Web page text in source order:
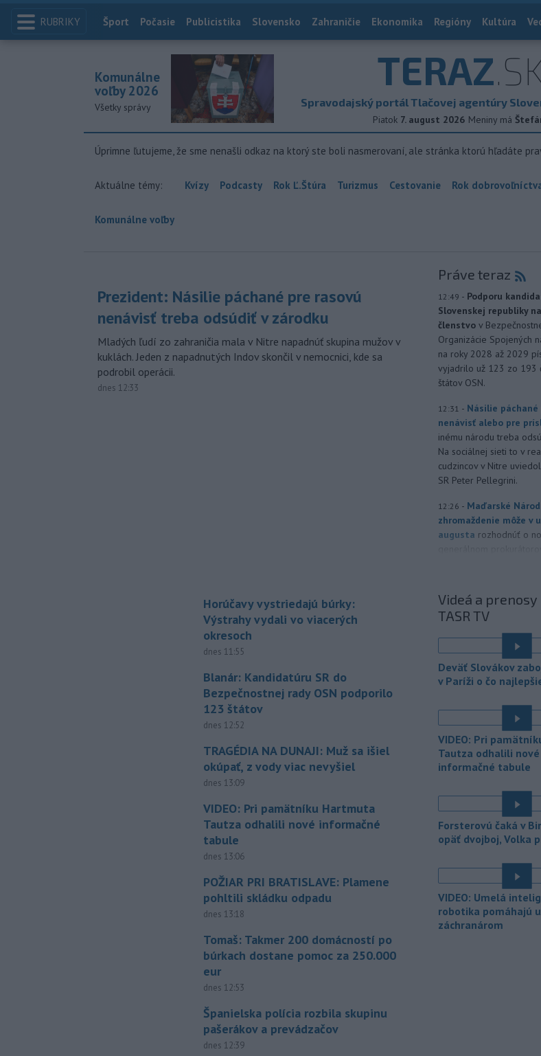
RUBRIKY Index
Šport Počasie Publicistika Slovensko Zahraničie Ekonomika Regióny Kultúra
TERAZ
Spravodajský portál Tlačovej agentúry
Piatok 7. august 2026 Meniny má
Komunálne
voľby 2026
Všetky správy
Úprimne ľutujeme, že sme nenašli odkaz na ktorý ste boli nasmerovaní, ale stránka ktorú hľadáte
Aktuálne témy: Kvízy Podcasty Rok Ľ.Štúra Turizmus Cestovanie Rok
Komunálne voľby
Prezident: Násilie páchané pre rasovú
nenávisť treba odsúdiť v zárodku
Mladých ľudí zo zahraničia mala v Nitre napadnúť skupina mužov v
kuklách. Jeden z napadnutých Indov skončil v nemocnici, kde sa
podrobil operácii.
dnes 12:33
Horúčavy vystriedajú búrky:
Výstrahy vydali vo viacerých
okresoch
dnes 11:55
Blanár: Kandidatúru SR do
Bezpečnostnej rady OSN podporilo
123 štátov
dnes 12:52
TRAGÉDIA NA DUNAJI: Muž sa išiel
okúpať, z vody viac nevyšiel
dnes 13:09
VIDEO: Pri pamätníku Hartmuta
Tautza odhalili nové informačné
tabule
dnes 13:06
POŽIAR PRI BRATISLAVE: Plamene
pohltili skládku odpadu
dnes 13:18
Tomaš: Takmer 200 domácností po
búrkach dostane pomoc za 250.000
eur
dnes 12:53
Španielska polícia rozbila skupinu
pašerákov a prevádzačov
dnes 12:39
Práve teraz
12:49 - Podporu
Slovenskej republiky
členstvo v
Organizácie Spojených
na roky 2028 až 2029
vyjadrilo už 123 zo 193
štátov OSN.
12:31 - Násilie páchané
nenávisť alebo pre
inému národu treba
Na sociálnej sieti to v
cudzincov v Nitre
SR Peter Pellegrini.
12:26 - Maďarské
zhromaždenie môže v
augusta rozhodnúť o
šesťmesačnej
12:00 - Silné búrky vo
vyvolali v hornatých
Rakúska
11:51 - Slovenský
hydrometeorologický
viacerých okresoch
východného Slovenska.
výstrahu prvého stupňa.
11:18 - Ministerstvo
(NBÚ) o nezávislé
dodaných radarových
sú v pilotnej prevádzke.
horúčavy a
boli do odvolania
mimoriadne situácie v
Čaj a Vyšný Čaj v okrese
hudobného
Videá a prenosy
TASR TV
Deväť Slovákov
v Paríži o čo
VIDEO: Pri
Tautza odhalili nové
informačné tabule
Forsterovú čaká v
opäť dvojboj, Volka
VIDEO: Umelá
robotika pomáhajú
záchranárom